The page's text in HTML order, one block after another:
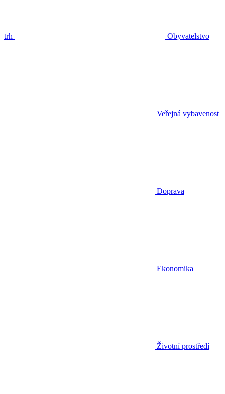
trh Obyvatelstvo
Veřejná vybavenost
Doprava
Ekonomika
Životní prostředí